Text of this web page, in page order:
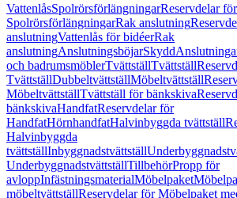
VattenlåsSpolrörsförlängningarReservdelar för
SpolrörsförlängningarRak anslutning
anslutningVattenlås för bidéerRak
anslutningAnslutningsböjarSkydd
och badrumsmöblerTvättställTvättställ
TvättställDubbeltvättställMöbeltvättställ
MöbeltvättställTvättställ för bänkskiva
bänkskivaHandfatReservdelar för
HandfatHörnhandfatHalvinbyggda tvättställ
Halvinbyggda
tvättställInbyggnadstvättställ
UnderbyggnadstvättställTillbehörPropp för
avloppInfästningsmaterialMöbelpaket
möbeltvättställReservdelar för Möbelpaket